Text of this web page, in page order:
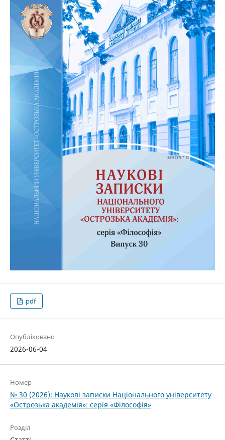
pdf
Опубліковано
2026-06-04
Номер
№ 30 (2026): Наукові записки Національного університету
«Острозька академія»: серія «Філософія»
Розділ